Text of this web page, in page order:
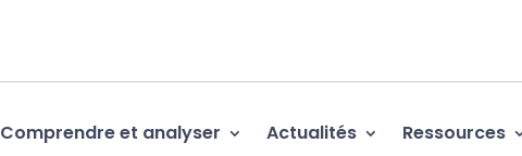
Comprendre et analyser Actualités Ressources